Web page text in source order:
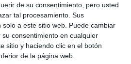
de su consentimiento, pero usted
tal procesamiento. Sus
a este sitio web. Puede cambiar
consentimiento en cualquier
sitio y haciendo clic en el botón
de la página web.